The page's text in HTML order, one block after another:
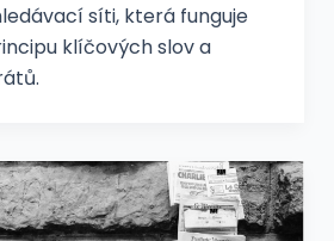
síti, která funguje
klíčových slov a